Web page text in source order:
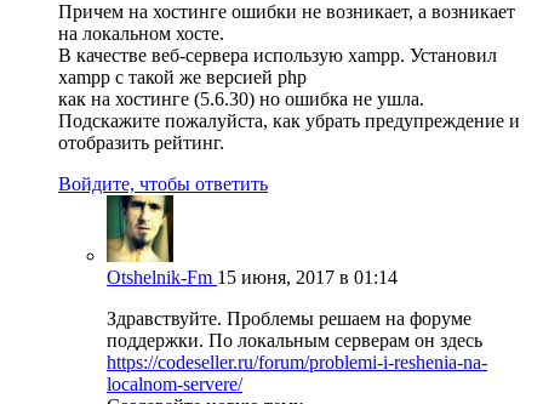
Причем на хостинге ошибки не возникает, а возникает
на локальном хосте.
В качестве веб-сервера использую xampp. Установил
xampp с такой же версией php
как на хостинге (5.6.30) но ошибка не ушла.
Подскажите пожалуйста, как убрать предупреждение и
отобразить рейтинг.
Войдите, чтобы ответить
Otshelnik-Fm 15 июня, 2017 в 01:14
Здравствуйте. Проблемы решаем на форуме
поддержки. По локальным серверам он здесь
https://codeseller.ru/forum/problemi-i-reshenia-na-
localnom-servere/